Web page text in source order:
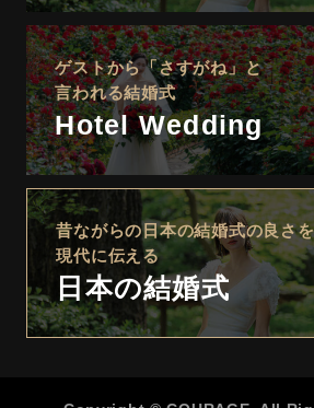
ゲストから「さすがね」と
言われる結婚式
Hotel Wedding
昔ながらの日本の結婚式の良さを
現代に伝える
日本の結婚式